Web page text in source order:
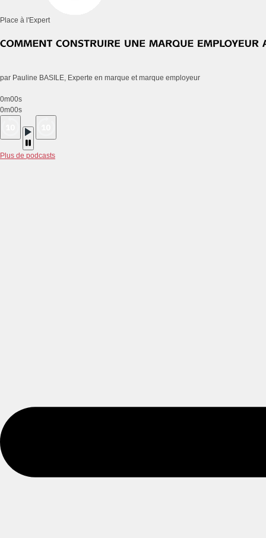
Place à l'Expert
par Pauline BASILE, Experte en marque et marque employeur
0m00s
0m00s
Plus de podcasts